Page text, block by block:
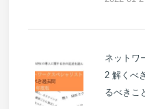
ネットワ
2 解くべ
るべきこ